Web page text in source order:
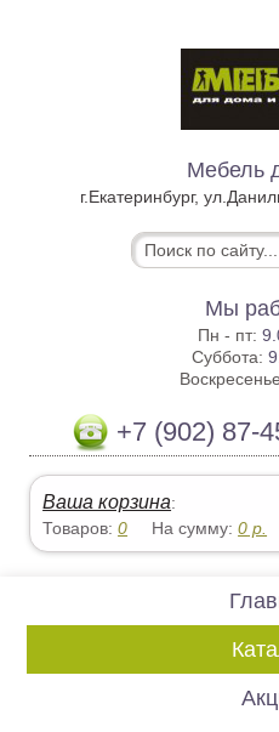
Мебель
г.Екатеринбург,
Мы
Пн - пт:
Суббота:
+7 (902) 87-
Ваша корзина:
Товаров:0 На сумму:0 р.